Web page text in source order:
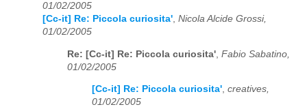
01/02/2005
[Cc-it] Re: Piccola curiosita', Nicola Alcide Grossi,
01/02/2005
Re: [Cc-it] Re: Piccola curiosita' Fabio Sabatino,
01/02/2005
[Cc-it] Re: Piccola curiosita', creatives,
01/02/2005